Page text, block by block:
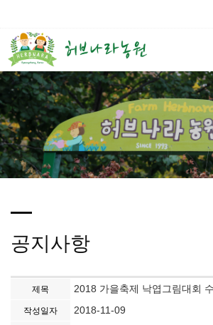
공지사항
제목 2018 가을축제 낙엽그림대회
작성일자 2018-11-09